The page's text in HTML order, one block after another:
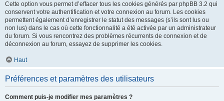
Cette option vous permet d’effacer tous les cookies générés par phpBB 3.2 qui
conservent votre authentification et votre connexion au forum. Les cookies
permettent également d’enregistrer le statut des messages (s’ils sont lus ou
non lus) dans le cas où cette fonctionnalité a été activée par un administrateur
du forum. Si vous rencontrez des problèmes récurrents de connexion et de
déconnexion au forum, essayez de supprimer les cookies.
Haut
Préférences et paramètres des utilisateurs
Comment puis-je modifier mes paramètres ?